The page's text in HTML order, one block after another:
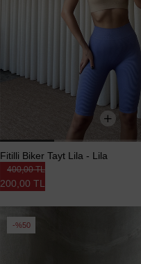
Fitilli Biker Tayt Lila - Lila
200,00 TL
400,00 TL
%50